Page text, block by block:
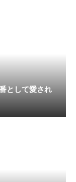
として愛され